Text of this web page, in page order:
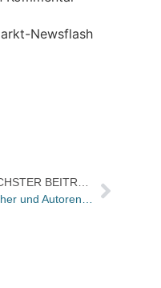
Newsflash